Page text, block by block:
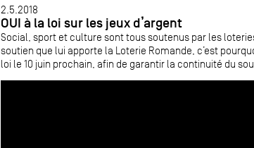
2.5.2018
OUI à la loi sur les jeux d’argent
Social, sport et culture sont tous soutenus par les
soutien que lui apporte la Loterie Romande, c’est
loi le 10 juin prochain, afin de garantir la continuité du